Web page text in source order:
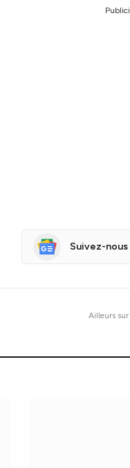
Suivez-
Ailleurs